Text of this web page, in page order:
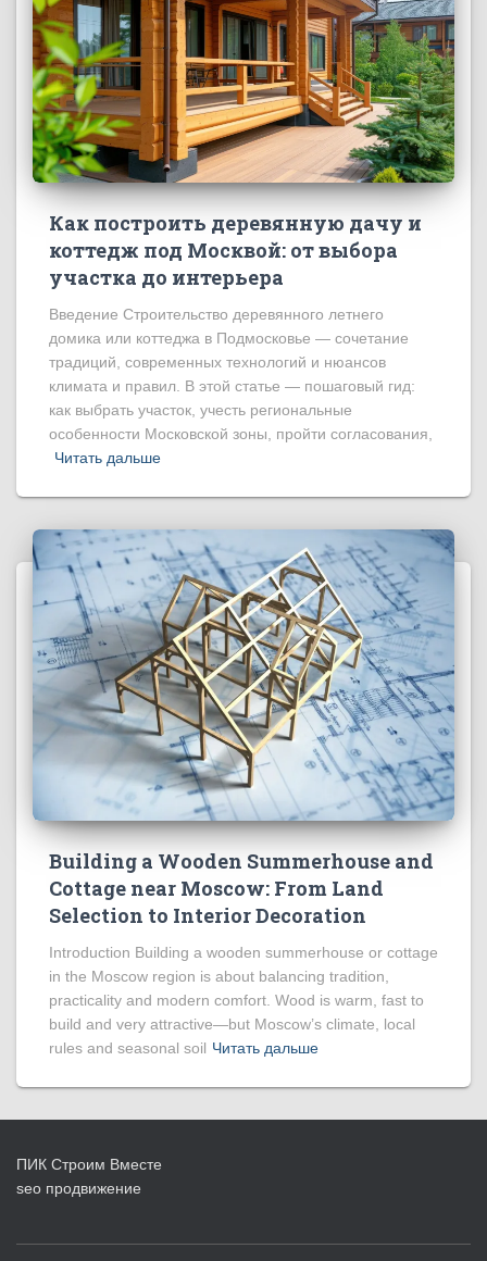
Как построить деревянную дачу и
коттедж под Москвой: от выбора
участка до интерьера
Введение Строительство деревянного летнего
домика или коттеджа в Подмосковье — сочетание
традиций, современных технологий и нюансов
климата и правил. В этой статье — пошаговый гид:
как выбрать участок, учесть региональные
особенности Московской зоны, пройти согласования,
Читать дальше
Building a Wooden Summerhouse and
Cottage near Moscow: From Land
Selection to Interior Decoration
Introduction Building a wooden summerhouse or cottage
in the Moscow region is about balancing tradition,
practicality and modern comfort. Wood is warm, fast to
build and very attractive—but Moscow’s climate, local
rules and seasonal soil Читать дальше
ПИК Строим Вместе
seo продвижение